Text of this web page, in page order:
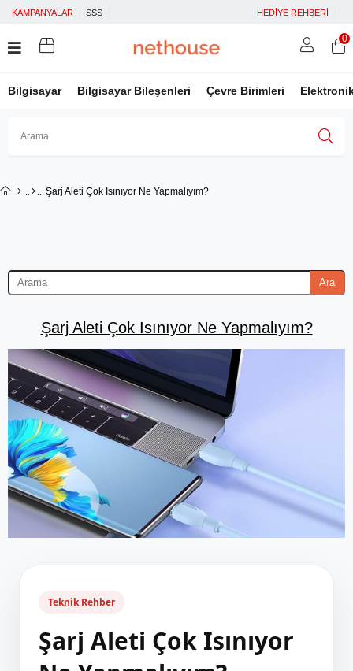
KAMPANYALAR SSS HEDİYE REHBERİ
Bilgisayar Bilgisayar Bileşenleri Çevre Birimleri
0
Şarj Aleti Çok Isınıyor Ne Yapmalıyım?
Ara
Şarj Aleti Çok Isınıyor Ne Yapmalıyım?
Teknik Rehber
Şarj Aleti Çok Isınıyor